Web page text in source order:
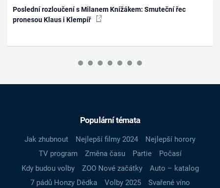
Poslední rozloučení s Milanem Knížákem: Smuteční řec
pronesou Klaus i Klempíř
Populární témata
Jak zhubnout Nejlepší filmy 2024
Nejlepší horory
TV program
Změna času Partie
Počasí
Kdy budou volby
ZOO Nové začátky
Auto – katalog
7 pádů Honzy Dědka
Volby 2025
Svařené víno